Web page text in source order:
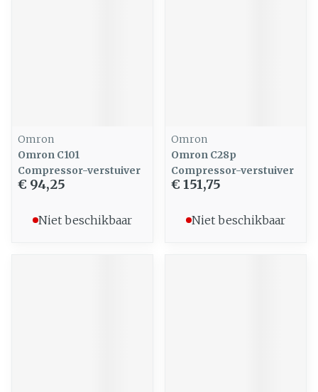
Omron
Omron C101
Compressor-verstuiver
€ 94,25
Niet beschikbaar
Omron
Omron C28p
Compressor-verstuiver
€ 151,75
Niet beschikbaar